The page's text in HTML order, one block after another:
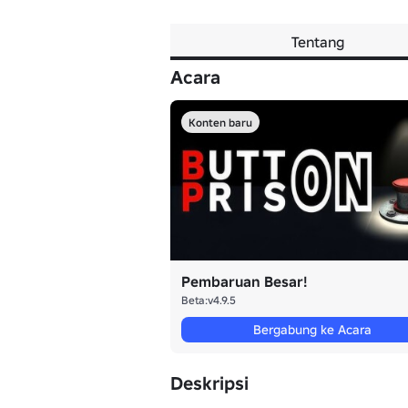
Tentang
Acara
Konten baru
Pembaruan Besar!
Beta:v4.9.5
Bergabung ke Acara
Deskripsi